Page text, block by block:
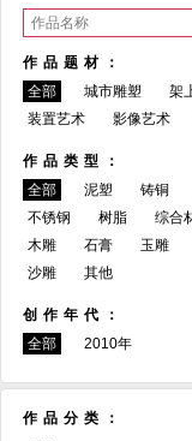
作品名称
作品题材：
全部
城市雕塑
架
装置艺术
影像艺术
作品类型：
全部
泥塑 铸铜
不锈钢
树脂 综合
木雕
石膏 玉雕
沙雕
其他
创作年代：
全部
2010年
作品分类：